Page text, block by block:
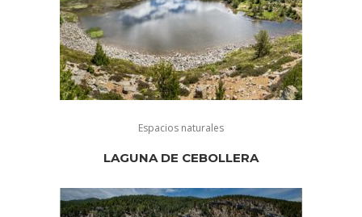
Espacios naturales
LAGUNA DE CEBOLLERA